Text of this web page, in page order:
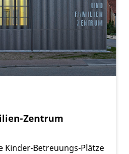
Zentrum
Kinder-Betreuungs-Plätze